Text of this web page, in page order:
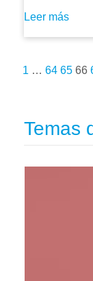
Leer más
1 … 64 65 66
Temas